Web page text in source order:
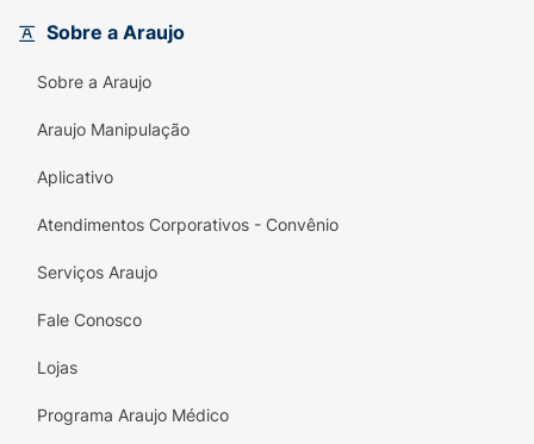
Sobre a Araujo
Sobre a Araujo
Araujo Manipulação
Aplicativo
Atendimentos Corporativos - Convênio
Serviços Araujo
Fale Conosco
Lojas
Programa Araujo Médico